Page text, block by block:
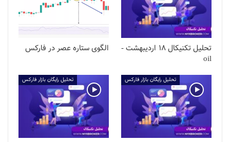
الگوی ستاره عصر در فارکس
تحلیل تکنیکال 18 اردیبهشت -
oil
تحلیل رایگان بازار فارکس تحلیل رایگان بازار فارکس